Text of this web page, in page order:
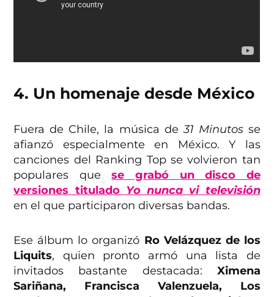
4. Un homenaje desde México
Fuera de Chile, la música de31 Minutosse
afianzó especialmente en México. Y las
canciones del Ranking Top se volvieron tan
populares quese grabó un disco de
versiones titulado Yo nunca vi televisión
en el que participaron diversas bandas.
Ese álbum lo organizó Ro Velázquez de los
Liquits, quien pronto armó una lista de
invitados bastante destacada: Ximena
Sariñana, Francisca Valenzuela, Los